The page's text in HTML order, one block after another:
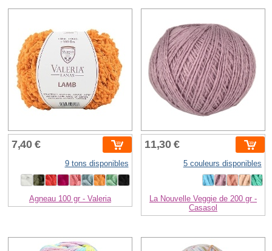
7,40 €
9 tons disponibles
Agneau 100 gr - Valeria
11,30 €
5 couleurs disponibles
La Nouvelle Veggie de 200 gr -
Casasol